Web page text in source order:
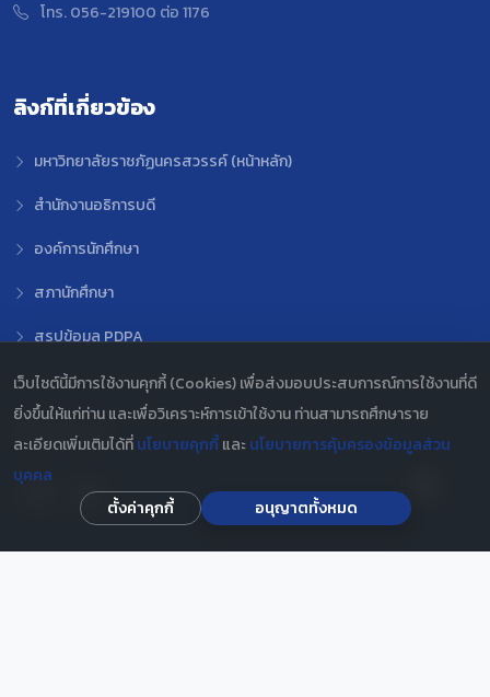
โทร. 056-219100 ต่อ 1176
ลิงก์ที่เกี่ยวข้อง
มหาวิทยาลัยราชภัฏนครสวรรค์ (หน้าหลัก)
สำนักงานอธิการบดี
องค์การนักศึกษา
สภานักศึกษา
สรุปข้อมูล PDPA
ติดตามเรา
เว็บไซต์นี้มีการใช้งานคุกกี้ (Cookies) เพื่อส่งมอบประสบการณ์การใช้งานที่ดี
ยิ่งขึ้นให้แก่ท่าน และเพื่อวิเคราะห์การเข้าใช้งาน ท่านสามารถศึกษาราย
ละเอียดเพิ่มเติมได้ที่นโยบายคุกกี้และนโยบายการคุ้มครองข้อมูลส่วน
บุคคล
ตั้งค่าคุกกี้
อนุญาตทั้งหมด